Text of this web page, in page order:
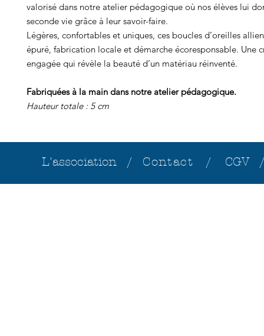
valorisé dans notre atelier pédagogique où nos élèves lui
seconde vie grâce à leur savoir-faire.
Légères, confortables et uniques, ces boucles d’oreilles
épuré, fabrication locale et démarche écoresponsable. Une
engagée qui révèle la beauté d’un matériau réinventé.
Fabriquées à la main dans notre atelier pédagogique.
Hauteur totale : 5 cm
L'association / Contact /